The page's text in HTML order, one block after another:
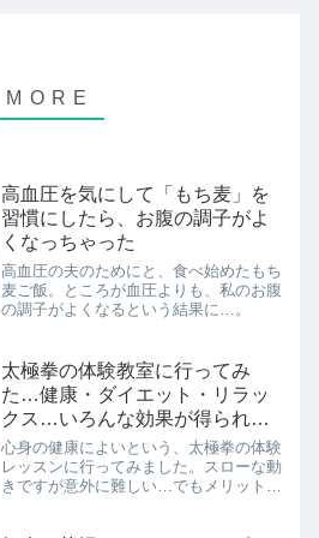
高血圧を気にして「もち麦」を
習慣にしたら、お腹の調子がよ
くなっちゃった
高血圧の夫のためにと、食べ始めたもち
麦ご飯。ところが血圧よりも、私のお腹
の調子がよくなるという結果に…。
太極拳の体験教室に行ってみ
た…健康・ダイエット・リラッ
クス…いろんな効果が得られそ
う
心身の健康によいという、太極拳の体験
レッスンに行ってみました。スローな動
きですが意外に難しい…でもメリットが